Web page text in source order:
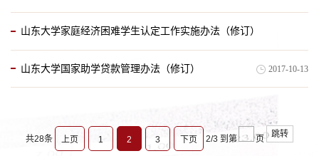
山东大学家庭经济困难学生认定工作实施办法（修订）
山东大学国家助学贷款管理办法（修订） 2017-10-13
共28条 上页 1 2 3 下页 2/3 到第 页
跳转